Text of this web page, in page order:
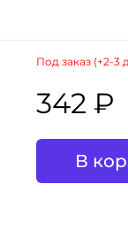
Под заказ (+2-3
342 ₽
В